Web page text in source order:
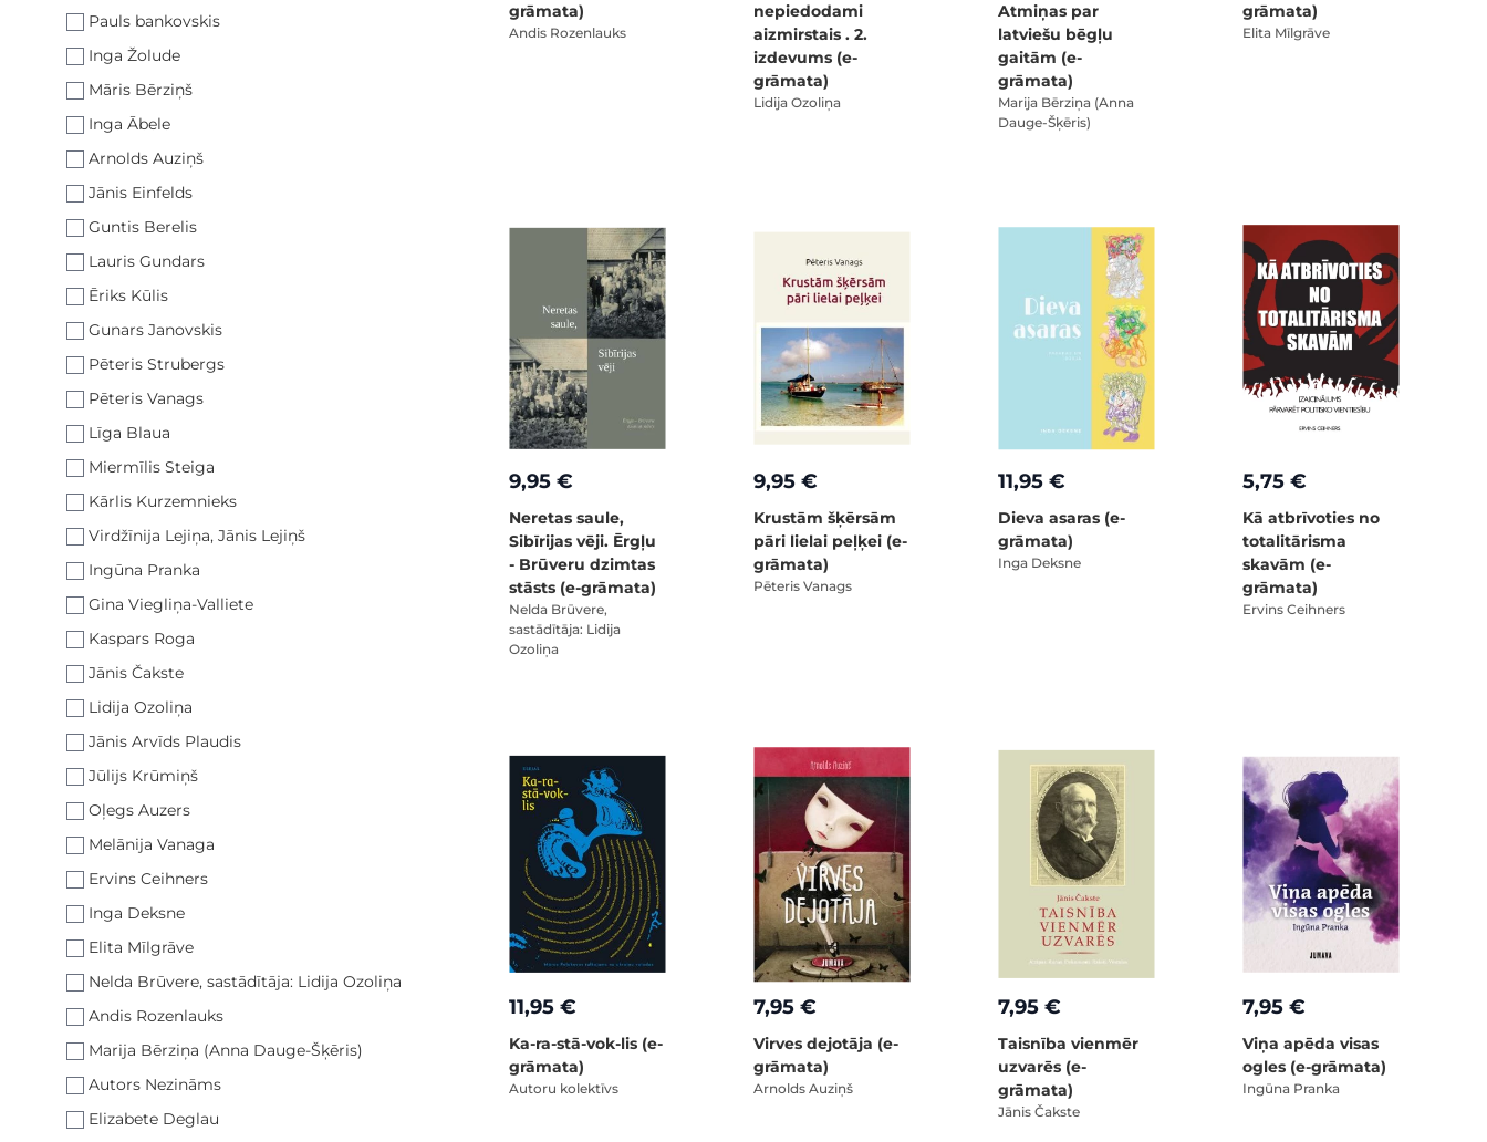
Pauls bankovskis
Inga Žolude
Māris Bērziņš
Inga Ābele
Arnolds Auziņš
Jānis Einfelds
Guntis Berelis
Lauris Gundars
Ēriks Kūlis
Gunars Janovskis
Pēteris Strubergs
Pēteris Vanags
Līga Blaua
Miermīlis Steiga
Kārlis Kurzemnieks
Virdžīnija Lejiņa, Jānis Lejiņš
Ingūna Pranka
Gina Viegliņa-Valliete
Kaspars Roga
Jānis Čakste
Lidija Ozoliņa
Jānis Arvīds Plaudis
Jūlijs Krūmiņš
Oļegs Auzers
Melānija Vanaga
Ervins Ceihners
Inga Deksne
Elita Mīlgrāve
Nelda Brūvere, sastādītāja: Lidija Ozoliņa
Andis Rozenlauks
Marija Bērziņa (Anna Dauge-Šķēris)
Autors Nezināms
Elizabete Deglau
grāmata)
Andis Rozenlauks
nepiedodami
aizmirstais . 2.
izdevums (e-
grāmata)
Lidija Ozoliņa
Atmiņas par
latviešu bēgļu
gaitām (e-
grāmata)
Marija Bērziņa (Anna
Dauge-Šķēris)
grāmata)
Elita Mīlgrāve
9,95 €
Neretas saule,
Sibīrijas vēji. Ērgļu
- Brūveru dzimtas
stāsts (e-grāmata)
Nelda Brūvere,
sastādītāja: Lidija
Ozoliņa
9,95 €
Krustām šķērsām
pāri lielai peļķei (e-
grāmata)
Pēteris Vanags
11,95 €
Dieva asaras (e-
grāmata)
Inga Deksne
5,75 €
Kā atbrīvoties no
totalitārisma
skavām (e-
grāmata)
Ervins Ceihners
11,95 €
Ka-ra-stā-vok-lis (e-
grāmata)
Autoru kolektīvs
7,95 €
Virves dejotāja (e-
grāmata)
Arnolds Auziņš
7,95 €
Taisnība vienmēr
uzvarēs (e-
grāmata)
Jānis Čakste
7,95 €
Viņa apēda visas
ogles (e-grāmata)
Ingūna Pranka